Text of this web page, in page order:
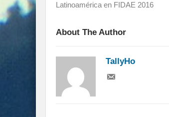
Latinoamérica en FIDAE 2016
About The Author
TallyHo